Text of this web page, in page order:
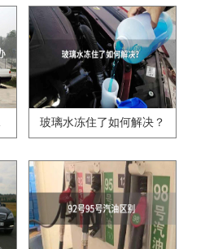
玻璃水冻住了如何解决？